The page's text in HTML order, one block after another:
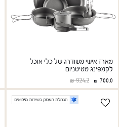
מארז אישי משודרג של כלי אוכל
לקמפינג מטיטניום
700.0
924.2